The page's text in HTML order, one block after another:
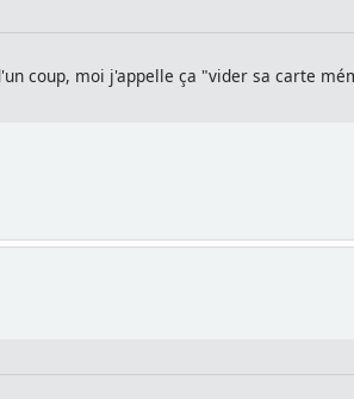
coup, moi j'appelle ça "vider sa carte